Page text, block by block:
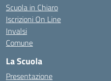
Scuola in Chiaro
Iscrizioni On Line
Invalsi
Comune
La Scuola
Presentazione